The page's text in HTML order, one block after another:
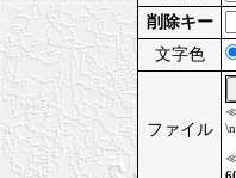
削除キー
文字色
ファイル
≪
≪